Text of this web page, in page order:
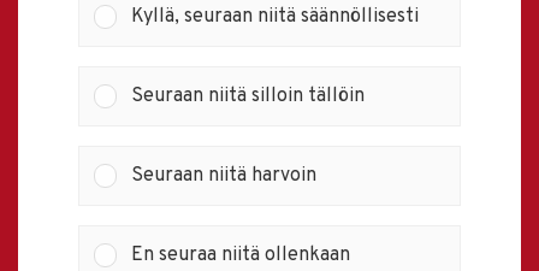
Kyllä, seuraan niitä säännöllisesti
Seuraan niitä silloin tällöin
Seuraan niitä harvoin
En seuraa niitä ollenkaan